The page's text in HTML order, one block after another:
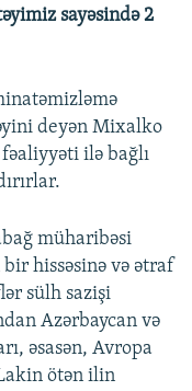
sayəsində 2
deyən Mixalko
ilə bağlı
müharibəsi
bir hissəsinə və ətraf
sülh sazişi
Azərbaycan və
əsasən, Avropa
ötən ilin